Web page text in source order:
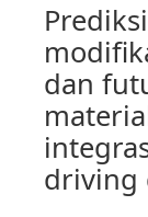
dan
driving